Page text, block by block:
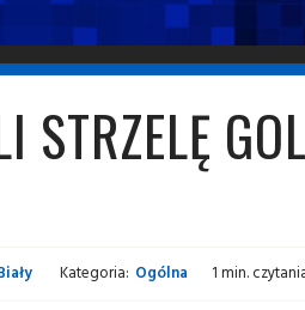
STRZELĘ
Kategoria: Ogólna 1 min.